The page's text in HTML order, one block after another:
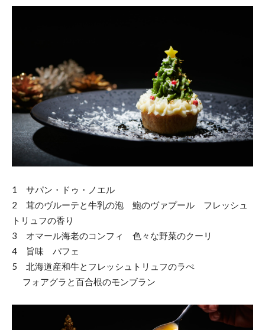
1 サパン・ドゥ・ノエル
2 茸のヴルーテと牛乳の泡 鮑のヴァプール フレッシュ
トリュフの香り
3 オマール海老のコンフィ 色々な野菜のクーリ
4 旨味 パフェ
5 北海道産和牛とフレッシュトリュフのラぺ
フォアグラと百合根のモンブラン